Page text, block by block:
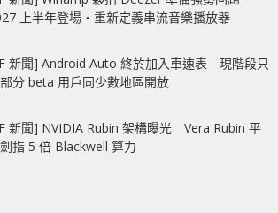
上半年登場‧重新定義串流音樂播放器
新聞] Android Auto 終於加入車速表 現階段只
分 beta 用戶同少數地區開放
新聞] NVIDIA Rubin 架構曝光 Vera Rubin 平
指 5 倍 Blackwell 算力